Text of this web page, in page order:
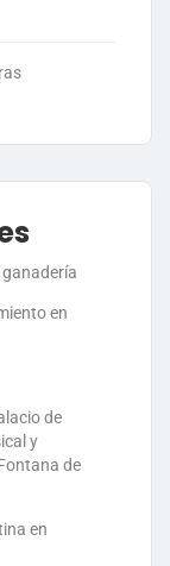
en
de
y
de
en